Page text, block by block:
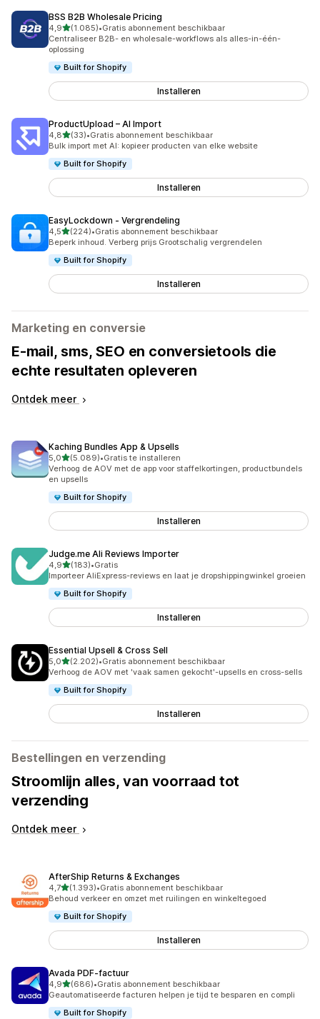
BSS B2B Wholesale Pricing
4,9van 5 sterren
(1.085)
1085 recensies in totaal
•Gratis abonnement beschikbaar
Centraliseer B2B- en wholesale-workflows als alles-in-één-
oplossing
Built for Shopify
Installeren
ProductUpload – AI Import
4,8van 5 sterren
(33)
33 recensies in totaal
•Gratis abonnement beschikbaar
Bulk import met AI: kopieer producten van elke website
Built for Shopify
Installeren
EasyLockdown ‑ Vergrendeling
4,5van 5 sterren
(224)
224 recensies in totaal
•Gratis abonnement beschikbaar
Beperk inhoud. Verberg prijs Grootschalig vergrendelen
Built for Shopify
Installeren
Marketing en conversie
E-mail, sms, SEO en conversietools die
echte resultaten opleveren
Ontdek meer
Kaching Bundles App & Upsells
5,0van 5 sterren
(5.089)
5089 recensies in totaal
•Gratis te installeren
Verhoog de AOV met de app voor staffelkortingen, productbundels
en upsells
Built for Shopify
Installeren
Judge.me Ali Reviews Importer
4,9van 5 sterren
(183)
183 recensies in totaal
•Gratis
Importeer AliExpress-reviews en laat je dropshippingwinkel groeien
Built for Shopify
Installeren
Essential Upsell & Cross Sell
5,0van 5 sterren
(2.202)
2202 recensies in totaal
•Gratis abonnement beschikbaar
Verhoog de AOV met 'vaak samen gekocht'-upsells en cross-sells
Built for Shopify
Installeren
Bestellingen en verzending
Stroomlijn alles, van voorraad tot
verzending
Ontdek meer
AfterShip Returns & Exchanges
4,7van 5 sterren
(1.393)
1393 recensies in totaal
•Gratis abonnement beschikbaar
Behoud verkeer en omzet met ruilingen en winkeltegoed
Built for Shopify
Installeren
Avada PDF‑factuur
4,9van 5 sterren
(686)
686 recensies in totaal
•Gratis abonnement beschikbaar
Geautomatiseerde facturen helpen je tijd te besparen en compli
Built for Shopify